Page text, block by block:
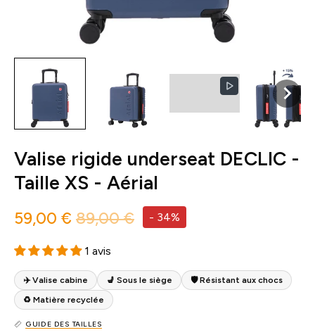
Valise rigide underseat DECLIC -
Taille XS - Aérial
59,00 € 89,00 € - 34%
1 avis
✈️ Valise cabine 💺 Sous le siège
🛡 Résistant aux chocs
♻️ Matière recyclée
GUIDE DES TAILLES